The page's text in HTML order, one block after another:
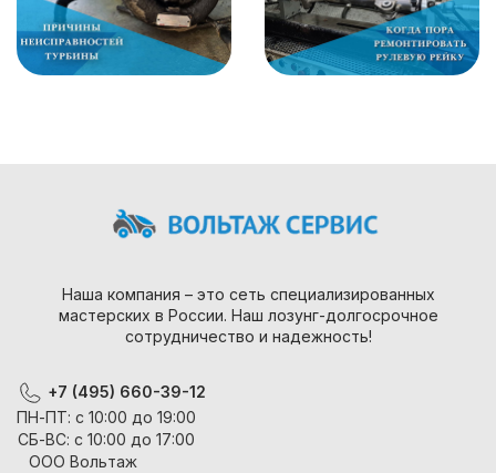
Наша компания – это сеть специализированных
мастерских в России. Наш лозунг-долгосрочное
сотрудничество и надежность!
+7 (495) 660-39-12
ПН-ПТ: с 10:00 до 19:00
СБ-ВС: с 10:00 до 17:00
ООО Вольтаж